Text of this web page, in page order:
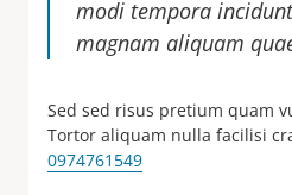
modi tempora
magnam aliquam
Sed sed risus pretium quam
Tortor aliquam nulla facilisi
0974761549